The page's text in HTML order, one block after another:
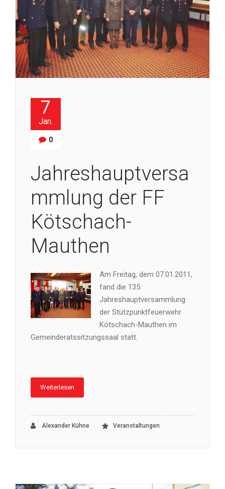
7
Jan.
0
Jahreshauptversa
mmlung der FF
Kötschach-
Mauthen
Am Freitag, dem 07.01.2011,
fand die 135.
Jahreshauptversammlung
der Stützpunktfeuerwehr
Kötschach-Mauthen im
Gemeinderatssitzungssaal statt.
Weiterlesen
Alexander Kühne Veranstaltungen